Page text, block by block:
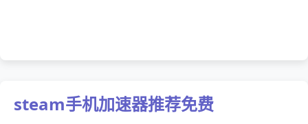
steam手机加速器推荐免费